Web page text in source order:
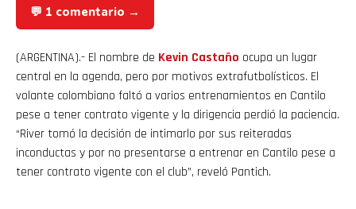
💬 1 comentario →
(ARGENTINA).- El nombre de Kevin Castaño ocupa un lugar
central en la agenda, pero por motivos extrafutbolísticos. El
volante colombiano faltó a varios entrenamientos en Cantilo
pese a tener contrato vigente y la dirigencia perdió la paciencia.
“River tomó la decisión de intimarlo por sus reiteradas
inconductas y por no presentarse a entrenar en Cantilo pese a
tener contrato vigente con el club”, reveló Pantich.